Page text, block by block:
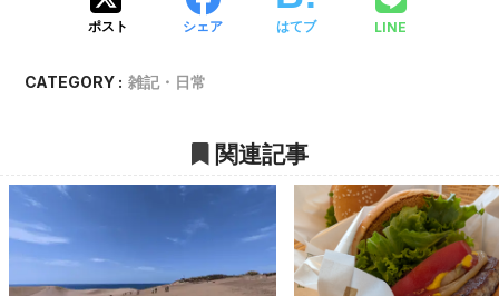
ポスト シェア はてブ LINE
CATEGORY : 雑記・日常
関連記事